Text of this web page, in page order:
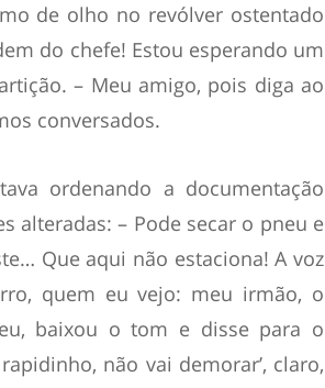
de olho no revólver ostentado
do chefe! Estou esperando um
– Meu amigo, pois diga ao
conversados.
ordenando a documentação
alteradas: – Pode secar o pneu e
Que aqui não estaciona! A voz
quem eu vejo: meu irmão, o
baixou o tom e disse para o
não vai demorar’, claro,